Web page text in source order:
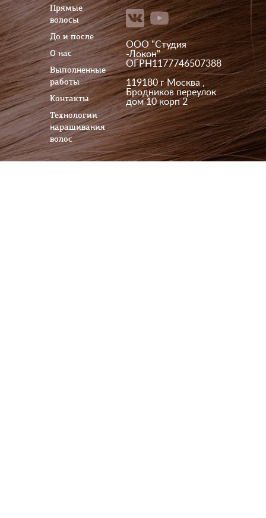
Прямые
волосы
До и после
О нас
Выполненные
работы
Контакты
Технологии
наращивания
волос
ООО "Студия
-Локон"
ОГРН1177746507388
119180 г Москва ,
Бродников переулок
дом 10 корп 2